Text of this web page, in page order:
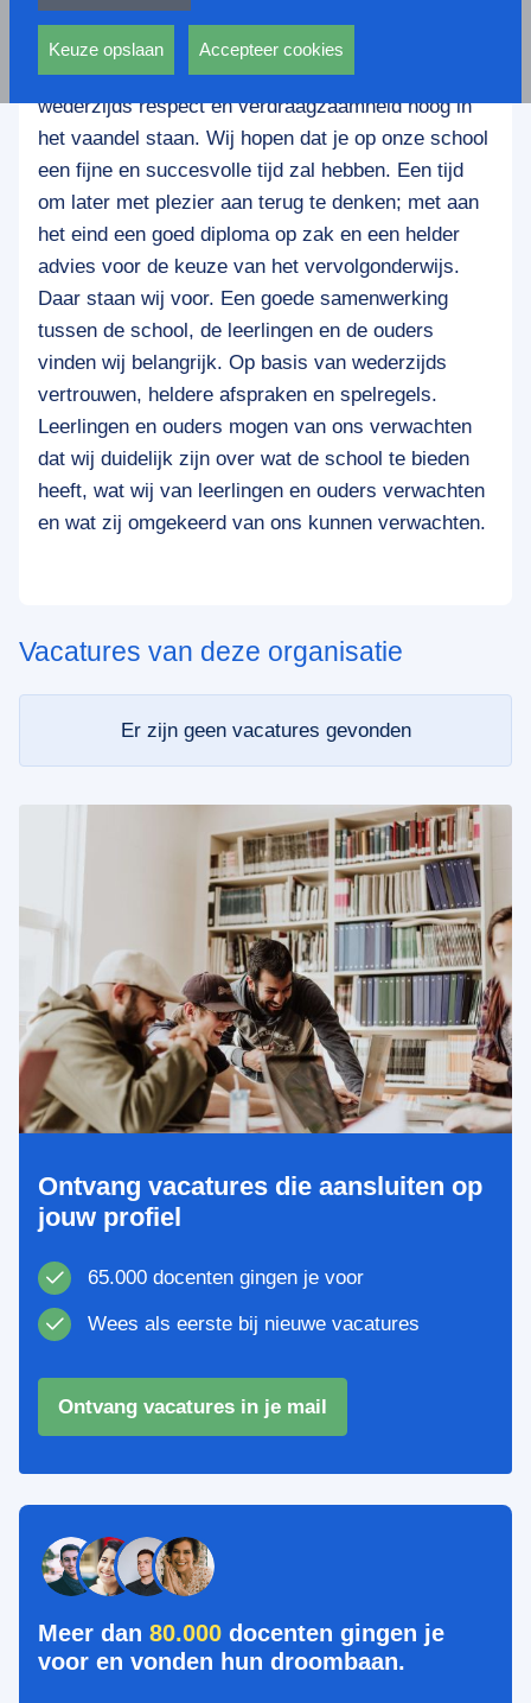
We zijn een relatief kleine school (600 leerlingen)
met alle voordelen die dat biedt. We vormen met
elkaar een hechte schoolgemeenschap waar
wederzijds respect en verdraagzaamheid hoog in
het vaandel staan. Wij hopen dat je op onze school
een fijne en succesvolle tijd zal hebben. Een tijd
om later met plezier aan terug te denken; met aan
het eind een goed diploma op zak en een helder
advies voor de keuze van het vervolgonderwijs.
Daar staan wij voor. Een goede samenwerking
tussen de school, de leerlingen en de ouders
vinden wij belangrijk. Op basis van wederzijds
vertrouwen, heldere afspraken en spelregels.
Leerlingen en ouders mogen van ons verwachten
dat wij duidelijk zijn over wat de school te bieden
heeft, wat wij van leerlingen en ouders verwachten
en wat zij omgekeerd van ons kunnen verwachten.
Vacatures van deze organisatie
Er zijn geen vacatures gevonden
Ontvang vacatures die aansluiten op
jouw profiel
65.000 docenten gingen je voor
Wees als eerste bij nieuwe vacatures
Ontvang vacatures in je mail
Meer dan 80.000 docenten gingen je
voor en vonden hun droombaan.
andere wordt voorkomen dat dezelfde advertentie
voortdurend verschijnt.
Keuze opslaan Accepteer cookies